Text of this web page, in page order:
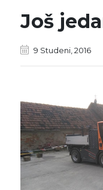
Još
9 Studeni, 2016